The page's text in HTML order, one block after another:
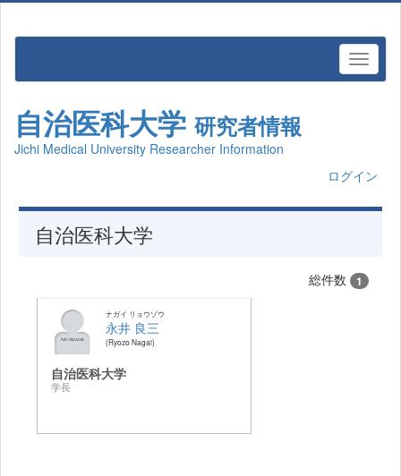
自治医科大学 研究者情報
Jichi Medical University Researcher Information
ログイン
自治医科大学
総件数 1
ナガイ リョウゾウ
永井 良三
Ryozo Nagai
自治医科大学
学長